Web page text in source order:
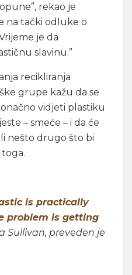
rekao je
na tački odluke o
je da
slavinu.”
recikliranja
grupe kažu da se
vidjeti plastiku
– smeće – i da će
nešto drugo što bi
is practically
problem is getting
Sullivan, preveden je